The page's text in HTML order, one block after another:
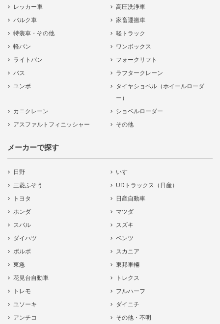
レッカー車
高圧洗浄車
バルク車
家畜運搬車
特装車・その他
軽トラック
軽バン
ワンボックス
ライトバン
フォークリフト
バス
ラフタークレーン
ユンボ
タイヤショベル（ホイールローダ
ー）
カニクレーン
ショベルローダー
アスファルトフィニッシャー
その他
メーカーで探す
日野
いすゞ
三菱ふそう
UDトラックス（日産）
トヨタ
日産自動車
ホンダ
マツダ
スバル
スズキ
ダイハツ
ベンツ
ボルボ
スカニア
東急
東邦車輛
花見台自動車
トレクス
トレモ
フルハーフ
ユソーキ
ダイニチ
アンチコ
その他・不明